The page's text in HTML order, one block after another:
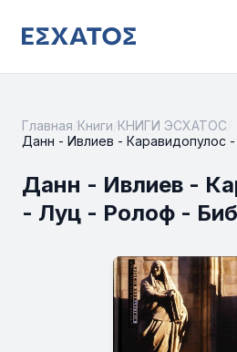
Главная Книги КНИГИ ЭСХАТОС
Данн - Ивлиев - Каравидопулос
Данн - Ивлиев -
- Луц - Ролоф -